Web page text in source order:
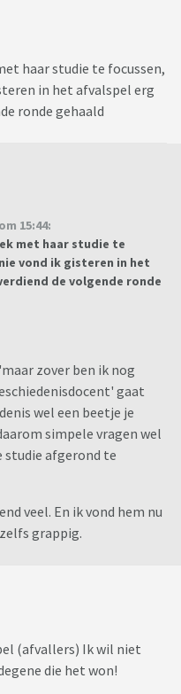
slimste-
seizoen-24
haar studie te focussen,
in het afvalspel erg
ronde gehaald
15:44:
met haar studie te
vond ik gisteren in het
de volgende ronde
zover ben ik nog
gaat
wel een beetje je
simpele vragen wel
studie afgerond te
veel. En ik vond hem nu
grappig.
(afvallers) Ik wil niet
die het won!